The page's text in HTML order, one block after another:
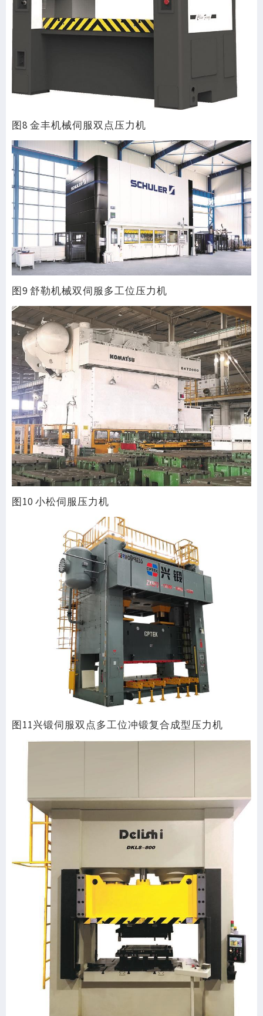
图8 金丰机械伺服双点压力机
图9 舒勒机械双伺服多工位压力机
图10 小松伺服压力机
图11兴锻伺服双点多工位冲锻复合成型压力机